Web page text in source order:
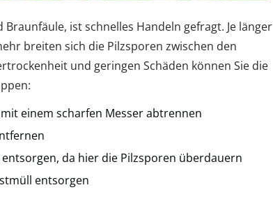
ist schnelles Handeln gefragt. Je länger
breiten sich die Pilzsporen zwischen den
und geringen Schäden können Sie die
einem scharfen Messer abtrennen
da hier die Pilzsporen überdauern
entsorgen